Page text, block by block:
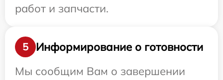
работ и запчасти.
5
Информирование о готовности
Мы сообщим Вам о завершении